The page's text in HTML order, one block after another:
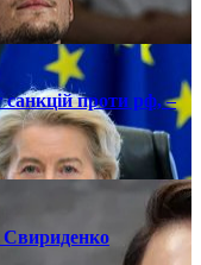
санкцій проти рф, –
Свириденко